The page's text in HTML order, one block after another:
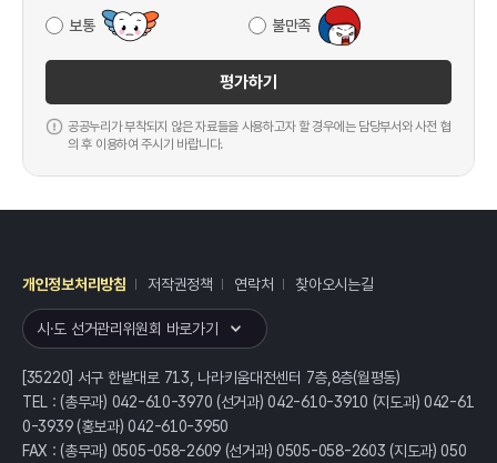
보통 불만족
평가하기
공공누리가 부착되지 않은 자료들을 사용하고자 할 경우에는 담당부서와 사전 협
의 후 이용하여 주시기 바랍니다.
개인정보처리방침 저작권정책 연락처 찾아오시는길
시·도 선거관리위원회 바로가기
[35220] 서구 한밭대로 713, 나라키움대전센터 7층,8층(월평동)
TEL : (총무과) 042-610-3970 (선거과) 042-610-3910 (지도과) 042-61
0-3939 (홍보과) 042-610-3950
FAX : (총무과) 0505-058-2609 (선거과) 0505-058-2603 (지도과) 050